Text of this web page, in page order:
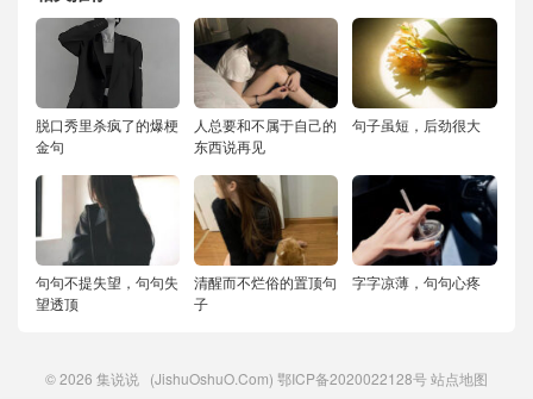
脱口秀里杀疯了的爆梗
金句
人总要和不属于自己的
东西说再见
句子虽短，后劲很大
句句不提失望，句句失
望透顶
清醒而不烂俗的置顶句
子
字字凉薄，句句心疼
© 2026 集说说 (JishuOshuO.Com) 鄂ICP备2020022128号站点地图